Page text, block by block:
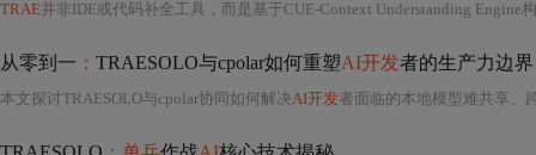
TRAE并非IDE或代码补全工具，而是基于CUE-Context Understanding Engine构建的编程协作
从零到一 ： TRAESOLO与cpolar如何重塑AI开发者的生产力边界
本文探讨TRAESOLO与cpolar协同如何解决AI开发者面临的本地模型难共享、跨地域协作低效及